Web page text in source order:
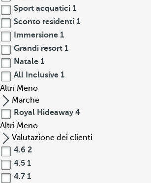
Sport acquatici 1
Sconto residenti 1
Immersione 1
Grandi resort 1
Natale 1
All Inclusive 1
Altri Meno
Marche
Royal Hideaway 4
Altri Meno
Valutazione dei clienti
4.6 2
4.5 1
4.7 1